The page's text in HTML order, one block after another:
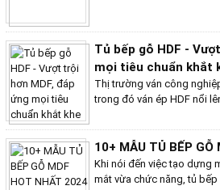
không chỉ giúp tối ưu hóa
vẻ đẹp hiện đại và tinh tế
liệu gỗ HDF cao cấp, các
này không chỉ nổi bật với
khả năng chống ẩm, dễ
sắc lẫn kiểu dáng. Từ
sang trọng, chúng tôi
chọn để phù hợp với mọi
sống.
Tủ bếp gỗ HDF -
mọi tiêu chuẩn khắt
Thị trường ván công
trong đó ván ép HDF nổi
nghiệp khác, HDF có mật
phẩm có độ bền và khả
HDF được chia thành hai
HDF lõi xanh, mỗi loại
10+ MẪU TỦ BẾP
Khi nói đến việc tạo dựng
mắt vừa chức năng, tủ